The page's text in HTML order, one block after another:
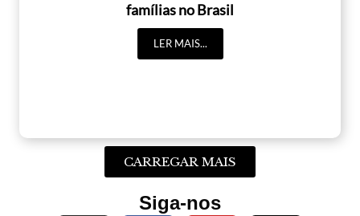
famílias no Brasil
LER MAIS...
CARREGAR MAIS
Siga-nos